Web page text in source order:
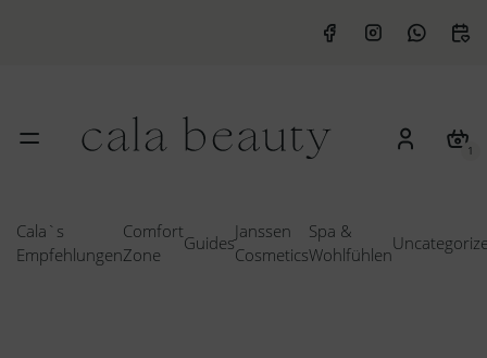
1
Cala`s
Empfehlungen
Comfort
Zone
Guides
Janssen
Cosmetics
Spa &
Wohlfühlen